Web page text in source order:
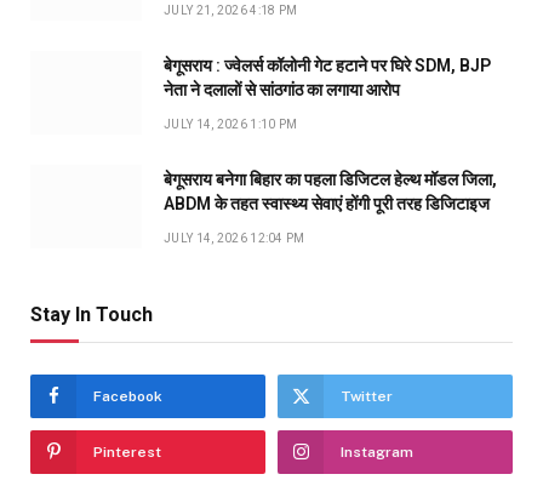
JULY 21, 2026 4:18 PM
बेगूसराय : ज्वेलर्स कॉलोनी गेट हटाने पर घिरे SDM, BJP
नेता ने दलालों से सांठगांठ का लगाया आरोप
JULY 14, 2026 1:10 PM
बेगूसराय बनेगा बिहार का पहला डिजिटल हेल्थ मॉडल जिला,
ABDM के तहत स्वास्थ्य सेवाएं होंगी पूरी तरह डिजिटाइज
JULY 14, 2026 12:04 PM
Stay In Touch
Facebook Twitter
Pinterest Instagram